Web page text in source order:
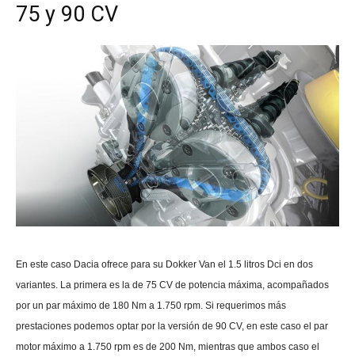
75 y 90 CV
En este caso Dacia ofrece para su Dokker Van el 1.5 litros Dci en dos
variantes. La primera es la de 75 CV de potencia máxima, acompañados
por un par máximo de 180 Nm a 1.750 rpm. Si requerimos más
prestaciones podemos optar por la versión de 90 CV, en este caso el par
motor máximo a 1.750 rpm es de 200 Nm, mientras que ambos caso el